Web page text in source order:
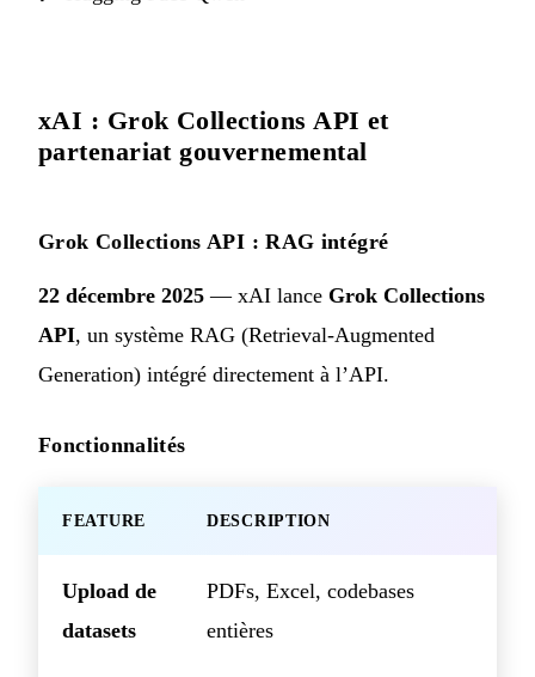
xAI : Grok Collections API et
partenariat gouvernemental
Grok Collections API : RAG intégré
22 décembre 2025 — xAI lance Grok Collections
API, un système RAG (Retrieval-Augmented
Generation) intégré directement à l’API.
Fonctionnalités
FEATURE DESCRIPTION
Upload de
datasets
PDFs, Excel, codebases
entières